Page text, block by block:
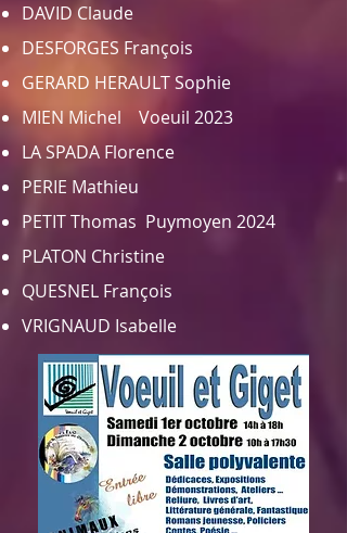
DAVID Claude
DESFORGES François
GERARD HERAULT Sophie
MIEN Michel Voeuil 2023
LA SPADA Florence
PERIE Mathieu
PETIT Thomas Puymoyen 2024
PLATON Christine
QUESNEL François
VRIGNAUD Isabelle